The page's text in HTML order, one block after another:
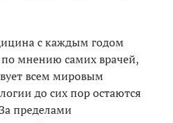
с каждым годом
по мнению самих врачей,
всем мировым
до сих пор остаются
пределами